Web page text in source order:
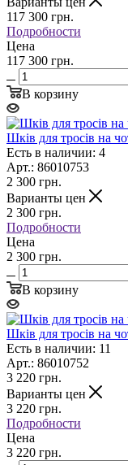
117 300 грн.
Подробности
Цена
117 300 грн.
В корзину
Шків для тросів на
Есть в наличии: 4
Арт.: 86010753
2 300 грн.
Варианты цен
2 300 грн.
Подробности
Цена
2 300 грн.
В корзину
Шків для тросів на
Есть в наличии: 11
Арт.: 86010752
3 220 грн.
Варианты цен
3 220 грн.
Подробности
Цена
3 220 грн.